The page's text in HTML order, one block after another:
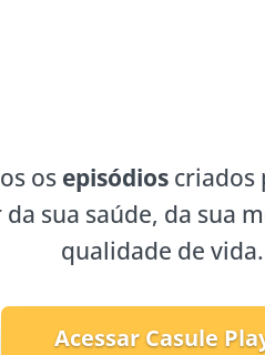
os episódioscriados
sua saúde, da sua
qualidade de vida.
Acessar Casule